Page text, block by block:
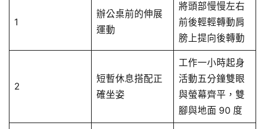
1
辦公桌前的伸展
運動
將頭部慢慢左右
前後輕輕轉動肩
膀上提向後轉動
2
短暫休息搭配正
確坐姿
工作一小時起身
活動五分鐘雙眼
與螢幕齊平，雙
腳與地面 90 度